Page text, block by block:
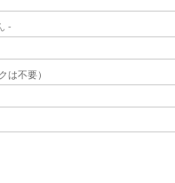
-
は不要）